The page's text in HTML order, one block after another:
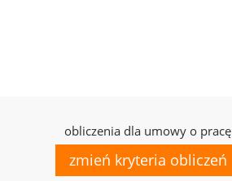
obliczenia dla umowy o pracę
zmień kryteria obliczeń